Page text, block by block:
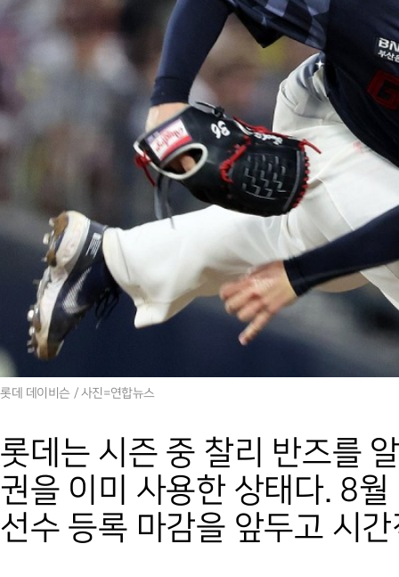
롯데 데이비슨 / 사진=연합뉴스
롯데는 시즌 중 찰리 반즈를
권을 이미 사용한 상태다. 8
선수 등록 마감을 앞두고 시